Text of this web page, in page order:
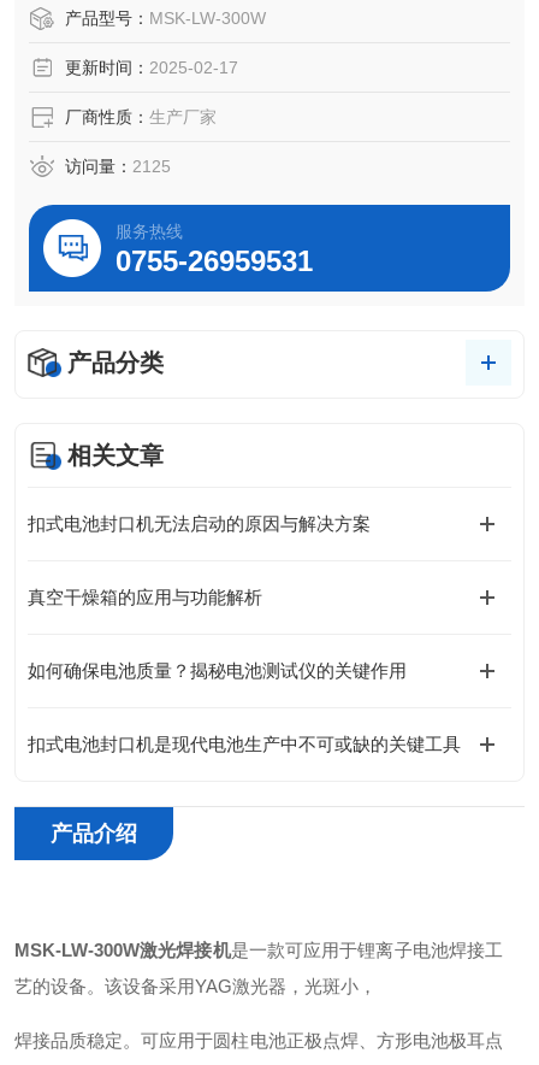
接。针对该设备可根据客户要求定制焊接夹具，是研发样品
产品型号： MSK-LW-300W
更新时间： 2025-02-17
厂商性质： 生产厂家
访问量： 2125
服务热线
0755-26959531
产品分类
相关文章
扣式电池封口机无法启动的原因与解决方案
真空干燥箱的应用与功能解析
如何确保电池质量？揭秘电池测试仪的关键作用
扣式电池封口机是现代电池生产中不可或缺的关键工具
产品介绍
MSK-LW-300W激光焊接机是一款可应用于锂离子电池焊接工
艺的设备。该设备采用YAG激光器，光斑小，
焊接品质稳定。可应用于圆柱电池正极点焊、方形电池极耳点